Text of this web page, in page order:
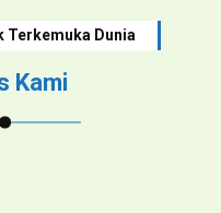
Terkemuka Dunia
Kami